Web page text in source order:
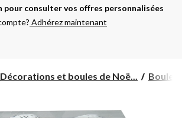
pour consulter vos offres personnalisées
Adhérez maintenant
Décorations et boules de Noë... Boules